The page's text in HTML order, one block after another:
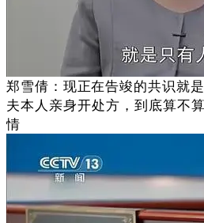
郑雪倩：现正在告竣的共识就
夫本人亲身开处方，到底算不
情